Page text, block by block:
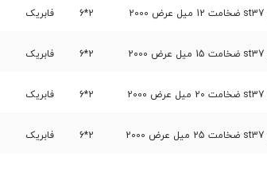
2*6 فابریک
2*6 فابریک
2*6 فابریک
2*6 فابریک